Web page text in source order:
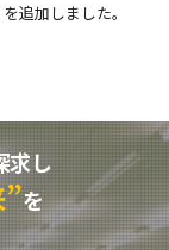
追加しました。
求し
を